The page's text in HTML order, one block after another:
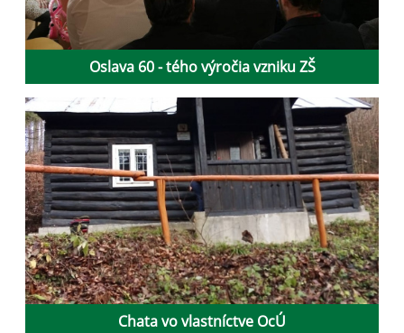
Oslava 60 - tého výročia vzniku ZŠ
Chata vo vlastníctve OcÚ